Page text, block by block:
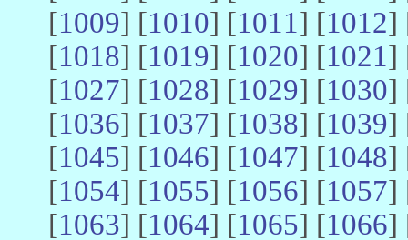
[1009] [1010] [1011] [1012]
[1018] [1019] [1020] [1021]
[1027] [1028] [1029] [1030]
[1036] [1037] [1038] [1039]
[1045] [1046] [1047] [1048]
[1054] [1055] [1056] [1057]
[1063] [1064] [1065] [1066]